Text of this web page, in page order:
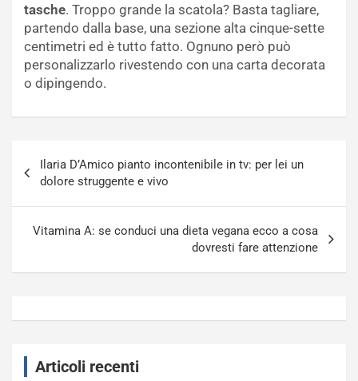
tasche. Troppo grande la scatola? Basta tagliare,
partendo dalla base, una sezione alta cinque-sette
centimetri ed è tutto fatto. Ognuno però può
personalizzarlo rivestendo con una carta decorata
o dipingendo.
articoli
Ilaria D’Amico pianto incontenibile in tv: per lei un
dolore struggente e vivo
Vitamina A: se conduci una dieta vegana ecco a cosa
dovresti fare attenzione
Articoli recenti